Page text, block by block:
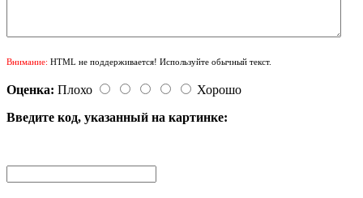
Внимание: HTML не поддерживается! Используйте обычный текст.
Оценка: Плохо
Хорошо
Введите код, указанный на картинке: